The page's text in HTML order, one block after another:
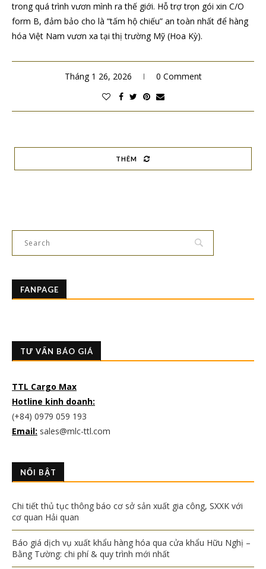
trong quá trình vươn mình ra thế giới. Hỗ trợ trọn gói xin C/O
form B, đảm bảo cho là “tấm hộ chiếu” an toàn nhất để hàng
hóa Việt Nam vươn xa tại thị trường Mỹ (Hoa Kỳ).
Tháng 1 26, 2026 0 Comment
THÊM
FANPAGE
TƯ VẤN BÁO GIÁ
TTL Cargo Max
Hotline kinh doanh:
(+84) 0979 059 193
Email: sales@mlc-ttl.com
NỔI BẬT
Chi tiết thủ tục thông báo cơ sở sản xuất gia công, SXXK với
cơ quan Hải quan
Báo giá dịch vụ xuất khẩu hàng hóa qua cửa khẩu Hữu Nghị –
Bằng Tường: chi phí & quy trình mới nhất